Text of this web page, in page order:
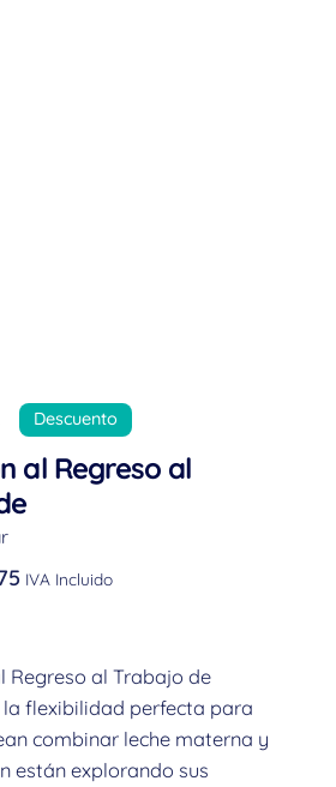
Descuento
al Regreso al
IVA Incluido
Regreso al Trabajo de
flexibilidad perfecta para
combinar leche materna y
están explorando sus